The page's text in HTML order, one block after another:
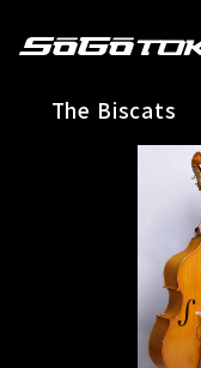
The Biscats